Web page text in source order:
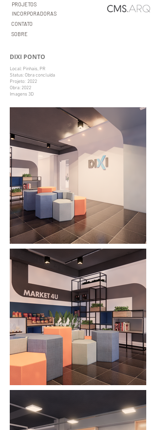
PROJETOS
INCORPORADORAS
CONTATO
SOBRE
DIXI PONTO
Local: Pinhais, PR
Status: Obra concluída
Projeto: 2022
Obra: 2022
Imagens 3D